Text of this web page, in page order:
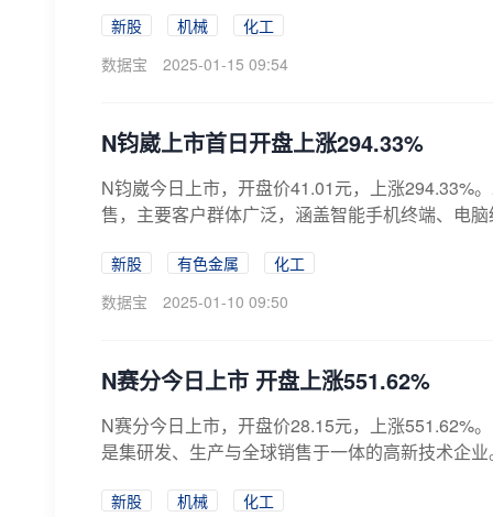
新股 机械
化工
数据宝
2025-01-15 09:54
N钧崴上市首日开盘上涨294.33%
N钧崴今日上市，开盘价41.01元，上涨294.33%
售，主要客户群体广泛，涵盖智能手机终端、电
新股 有色金属
化工
数据宝
2025-01-10 09:50
N赛分今日上市 开盘上涨551.62%
N赛分今日上市，开盘价28.15元，上涨551.62%
是集研发、生产与全球销售于一体的高新技术企
新股 机械
化工